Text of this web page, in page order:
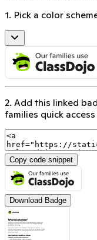
1. Pick a color
2. Add this linked
families quick
Copy code snippet
Download Badge